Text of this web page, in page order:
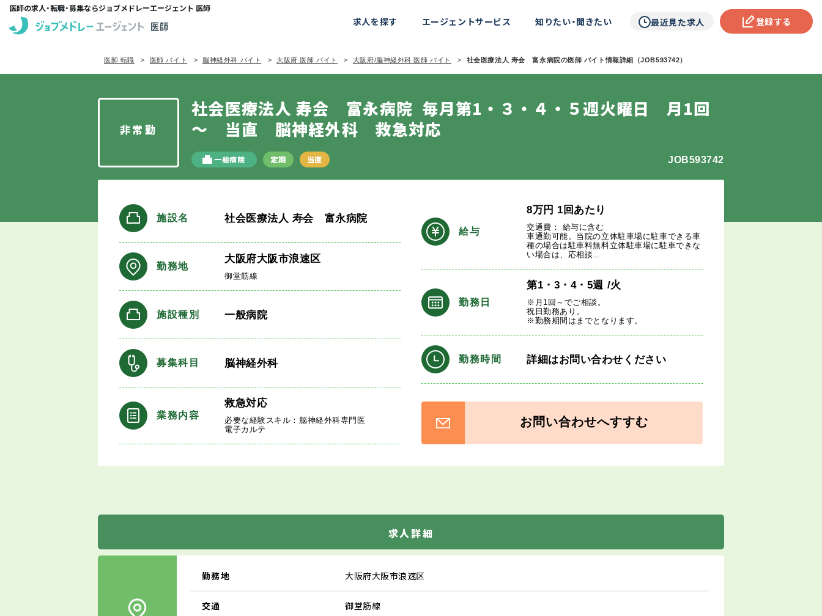
医師の求人・転職・募集ならジョブメドレーエージェント 医師
求人を探す エージェントサービス 知りたい・聞きたい 最近見た求人 登録する
医師 転職 医師 バイト 脳神経外科 バイト 大阪府 医師 バイト 大阪府/脳神経外科 医師 バイト 社会医療法人 寿会 富永病院の医師 バイト情報詳細（JOB593742）
非常勤
社会医療法人 寿会 富永病院 毎月第1・３・４・５週火曜日 月1回
～ 当直 脳神経外科 救急対応
一般病院 定期 当直 JOB593742
施設名 社会医療法人 寿会 富永病院
勤務地
大阪府大阪市浪速区
御堂筋線
施設種別 一般病院
募集科目 脳神経外科
業務内容
救急対応
必要な経験スキル：脳神経外科専門医
電子カルテ
給与
8万円 1回あたり
交通費： 給与に含む
車通勤可能。当院の立体駐車場に駐車できる車
種の場合は駐車料無料立体駐車場に駐車できな
い場合は、応相談…
勤務日
第1・3・4・5週 /火
※月1回～でご相談。
祝日勤務あり。
※勤務期間はまでとなります。
勤務時間 詳細はお問い合わせください
お問い合わせへすすむ
求人詳細
勤務地 大阪府大阪市浪速区
交通 御堂筋線